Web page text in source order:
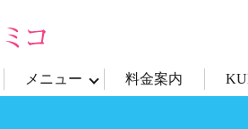
メニュー 料金案内